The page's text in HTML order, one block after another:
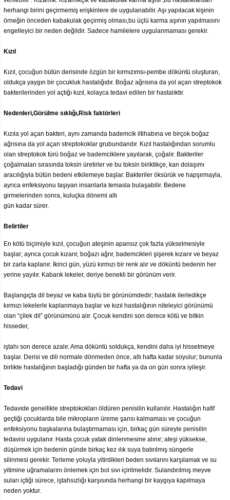
herhangi birini geçirmemiş erişkinlere de uygulanabilir. Aşı yapılacak kişinin
örneğin önceden kabakulak geçirmiş olması,bu üçlü karma aşının yapılmasını
engelleyici bir neden değildir. Sadece hamilelere uygulanmaması gerekir.
Kızıl
Kızıl, çocuğun bütün derisinde özgün bir kırmızımsı-pembe döküntü oluşturan,
oldukça yaygın bir çocukluk hastalığıdır. Boğaz ağrısına da yol açan streptokok
bakterilerinden yol açtığı kızıl, kolayca tedavi edilen bir hastalıktır.
Nedenleri,Görülme sıklığı,Risk faktörleri
Kızıla yol açan bakteri, aynı zamanda bademcik iltihabına ve birçok boğaz
ağrısına da yol açan streptokoklar grubundandır. Kızıl hastalığından sorumlu
olan streptokok türü boğaz ve bademciklere yayılarak, çoğalır. Bakteriler
çoğalmaları sırasında toksin üretirler ve bu toksin biriktikçe, kan dolaşımı
aracılığıyla bütün bedeni etkilemeye başlar. Bakteriler öksürük ve hapşırmayla,
ayrıca enfeksiyonu taşıyan insanlarla temasla bulaşabilir. Bedene
girmelerinden sonra, kuluçka dönemi altı
gün kadar sürer.
Belirtiler
En kötü biçimiyle kızıl, çocuğun ateşinin apansız çok fazla yükselmesiyle
başlar; ayrıca çocuk kızarır, boğazı ağrır, bademcikleri şişerek kızarır ve beyaz
bir zarla kaplanır. İkinci gün, yüzü kırmızı bir renk alır ve döküntü bedenin her
yerine yayılır. Kabarık lekeler, deriye benekli bir görünüm verir.
Başlangıçta dil beyaz ve kaba tüylü bir görünümdedir; hastalık ilerledikçe
kırmızı lekelerle kaplanmaya başlar ve kızıl hastalığının niteleyici görünümü
olan “çilek dil” görünümünü alır. Çocuk kendini son derece kötü ve bitkin
hisseder,
iştahı son derece azalır. Ama döküntü soldukça, kendini daha iyi hissetmeye
başlar. Derisi ve dili normale dönmeden önce, altı hafta kadar soyulur; bununla
birlikte hastalığının başladığı günden bir hafta ya da on gün sonra iyileşir.
Tedavi
Tedavide genellikle streptokokları öldüren penisilin kullanılır. Hastalığın hafif
geçtiği çocuklarda bile mikropların üreme şansı kalmaması ve çocuğun
enfeksiyonu başkalarına bulaştırmaması için, birkaç gün süreyle penisilin
tedavisi uygulanır. Hasta çocuk yatak dinlenmesine alınır; ateşi yüksekse,
düşürmek için bedenin günde birkaç kez ılık suya batırılmış süngerle
silinmesi gerekir. Terleme yoluyla yitirdikleri beden sıvılarını karşılamak ve su
yitimine uğramalarını önlemek için bol sıvı içirilmelidir. Sulandırılmış meyve
suları içtiği sürece, iştahsızlığı karşısında herhangi bir kaygıya kapılmaya
neden yoktur.